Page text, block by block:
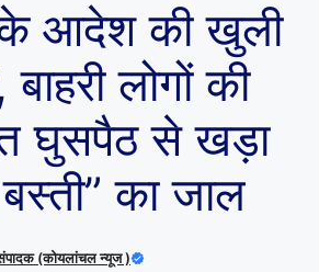
आदेश की खुली
लोगों की
घुसपैठ से खड़ा
का जाल
(कोयलांचल न्यूज )